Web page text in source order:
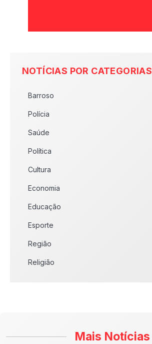
NOTÍCIAS POR CATEGORIAS
Barroso
Polícia
Saúde
Política
Cultura
Economia
Educação
Esporte
Região
Religião
Mais Notícias